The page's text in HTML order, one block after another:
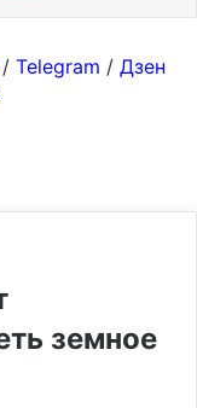
/ Telegram / Дзен